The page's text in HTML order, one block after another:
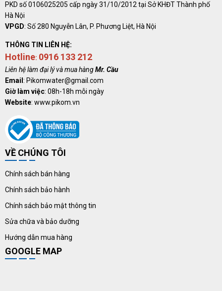
PKD số0106025205 cấp ngày 31/10/2012 tại Sở KHĐT Thành phố
Hà Nội
VPGD: Số 280 Nguyễn Lân, P. Phương Liệt, Hà Nội
THÔNG TIN LIÊN HỆ:
Hotline: 0916 133 212
Liên hệ làm đại lý và mua hàngMr. Cầu
Email : Pikomwater@gmail.com
Giờ làm việc: 08h-18h mỗi ngày
Website: www.pikom.vn
VỀ CHÚNG TÔI
Chính sách bán hàng
Chính sách bảo hành
Chính sách bảo mật thông tin
Sửa chữa và bảo dưỡng
Hướng dẫn mua hàng
GOOGLE MAP